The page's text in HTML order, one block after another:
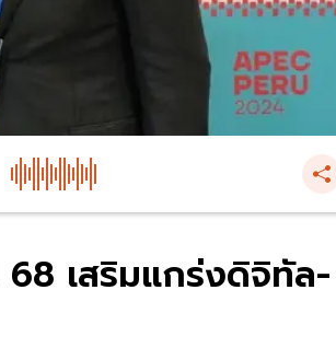
เสริมแกร่งดิจิทัล-